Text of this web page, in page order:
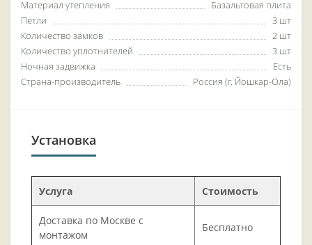
Материал утепления
Базальтовая плита
Петли
3 шт
Количество замков
2 шт
Количество уплотнителей
3 шт
Ночная задвижка
Есть
Страна-производитель
Россия (г. Йошкар-Ола)
Установка
Услуга Стоимость
Доставка по Москве с
монтажом
Бесплатно